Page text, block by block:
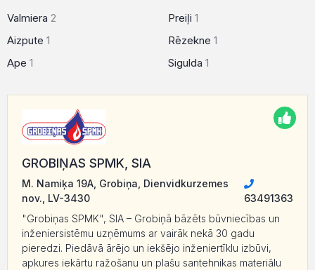
Valmiera 2
Aizpute 1
Ape 1
Preiļi 1
Rēzekne 1
Sigulda 1
GROBIŅAS SPMK, SIA
M. Namiķa 19A, Grobiņa, Dienvidkurzemes
nov., LV-3430
63491363
"Grobiņas SPMK", SIA – Grobiņā bāzēts būvniecības un
inženiersistēmu uzņēmums ar vairāk nekā 30 gadu
pieredzi. Piedāvā ārējo un iekšējo inženiertīklu izbūvi,
apkures iekārtu ražošanu un plašu santehnikas materiālu